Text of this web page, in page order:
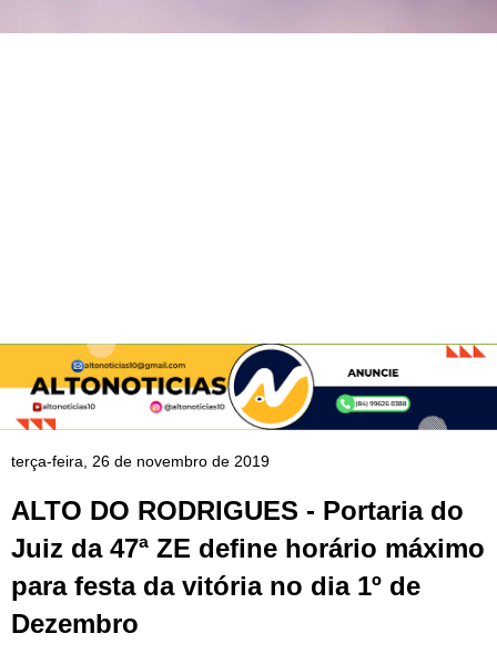
terça-feira, 26 de novembro de 2019
ALTO DO RODRIGUES - Portaria do
Juiz da 47ª ZE define horário máximo
para festa da vitória no dia 1º de
Dezembro